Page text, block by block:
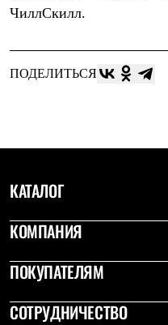
ЧиллСкилл.
ПОДЕЛИТЬСЯ
КАТАЛОГ
КОМПАНИЯ
ПОКУПАТЕЛЯМ
СОТРУДНИЧЕСТВО